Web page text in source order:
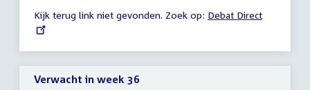
19:03
uur
Kijk terug link niet gevonden. Zoek op: External
Debat Direct
Verwacht in week 36